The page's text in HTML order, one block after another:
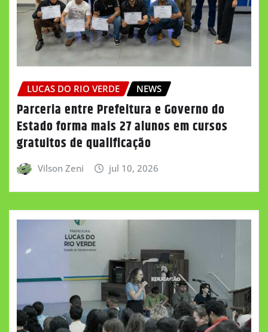
LUCAS DO RIO VERDE NEWS
Parceria entre Prefeitura e Governo do
Estado forma mais 27 alunos em cursos
gratuitos de qualificação
Vilson Zeni jul 10, 2026